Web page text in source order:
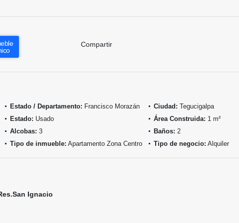
Compartir
Estado / Departamento: Francisco Morazán Ciudad: Tegucigalpa
Estado: Usado Área Construida: 1 m²
Alcobas: 3 Baños: 2
Tipo de inmueble: Apartamento Zona Centro Tipo de negocio: Alquiler
Ignacio